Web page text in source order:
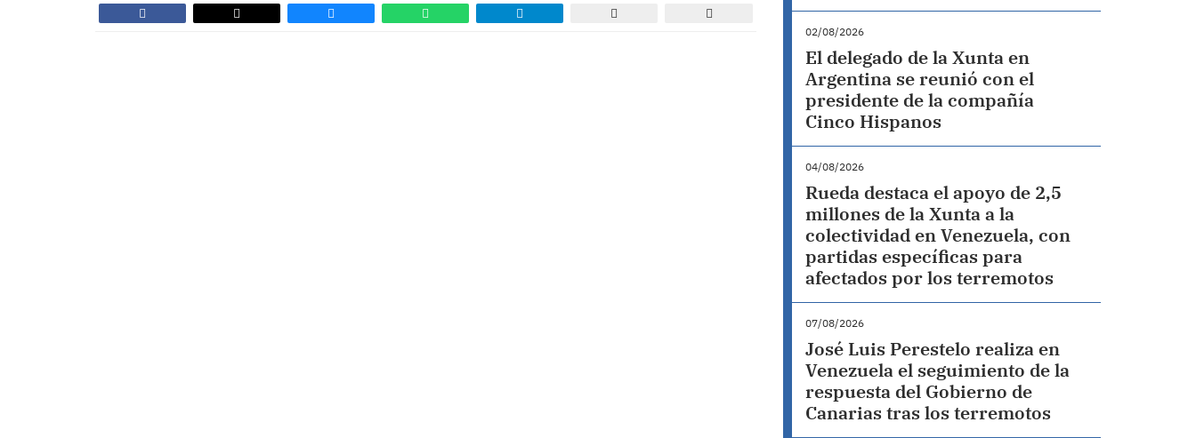
02/08/2026
El delegado de la Xunta en
Argentina se reunió con el
presidente de la compañía
Cinco Hispanos
04/08/2026
Rueda destaca el apoyo de 2,5
millones de la Xunta a la
colectividad en Venezuela, con
partidas específicas para
afectados por los terremotos
07/08/2026
José Luis Perestelo realiza en
Venezuela el seguimiento de la
respuesta del Gobierno de
Canarias tras los terremotos